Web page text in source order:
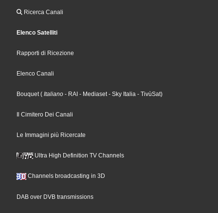
Ricerca Canali
Elenco Satelliti
Rapporti di Ricezione
Elenco Canali
Bouquet ( Italiano - RAI - Mediaset - Sky Italia - TivùSat)
Il Cimitero Dei Canali
Le Immagini più Ricercate
Ultra High Definition TV Channels
Channels broadcasting in 3D
DAB over DVB transmissions